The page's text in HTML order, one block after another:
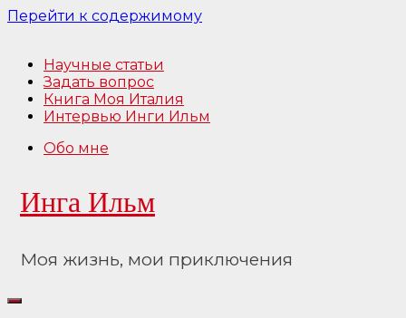
Перейти к содержимому
Научные статьи
Задать вопрос
Книга Моя Италия
Интервью Инги Ильм
Обо мне
Инга Ильм
Моя жизнь, мои приключения